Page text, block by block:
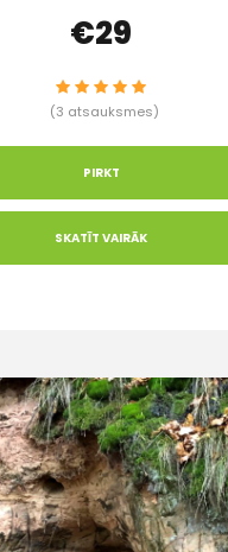
€29
(3 atsauksmes)
PIRKT
SKATĪT VAIRĀK